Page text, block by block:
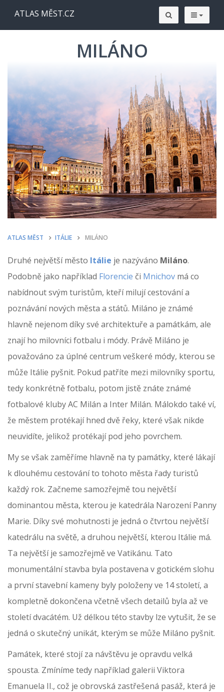
ATLAS MĚST.CZ
MILÁNO
ATLAS MĚST ITÁLIE MILÁNO
Druhé největší město Itálie je nazýváno Miláno.
Podobně jako například Florencie či Mnichov má co
nabídnout svým turistům, kteří milují cestování a
poznávání nových města a států. Miláno je známé
hlavně nejenom díky své architektuře a památkám, ale
znají ho milovníci fotbalu i módy. Právě Miláno je
považováno za úplné centrum veškeré módy, kterou se
může Itálie pyšnit. Pokud patříte mezi milovníky sportu,
tedy konkrétně fotbalu, potom jistě znáte známé
fotbalové kluby AC Milán a Inter Milán. Málokdo také ví,
že městem protékají hned dvě řeky, které však nikde
neuvidíte, jelikož protékají pod jeho povrchem.
My se však zaměříme hlavně na ty památky, které lákají
k dlouhému cestování to tohoto města řady turistů
každý rok. Začneme samozřejmě tou největší
dominantou města, kterou je katedrála Narození Panny
Marie. Díky své mohutnosti je jedná o čtvrtou největší
katedrálu na světě, a druhou největší, kterou Itálie má.
Ta největší je samozřejmě ve Vatikánu. Tato
monumentální stavba byla postavena v gotickém slohu
a první stavební kameny byly položeny ve 14 století, a
kompletně dokončena včetně všech detailů byla až ve
století dvacátém. Už délkou této stavby lze vytušit, že se
jedná o skutečný unikát, kterým se může Miláno pyšnit.
Památek, které stojí za návštěvu je opravdu velká
spousta. Zmíníme tedy například galerii Viktora
Emanuela II., což je obrovská zastřešená pasáž, která je